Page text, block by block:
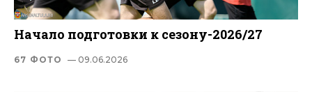
Начало подготовки к сезону-2026/27
67 ФОТО — 09.06.2026